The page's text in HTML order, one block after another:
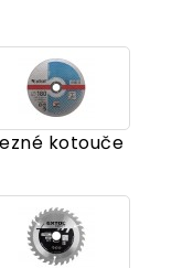
kotouče